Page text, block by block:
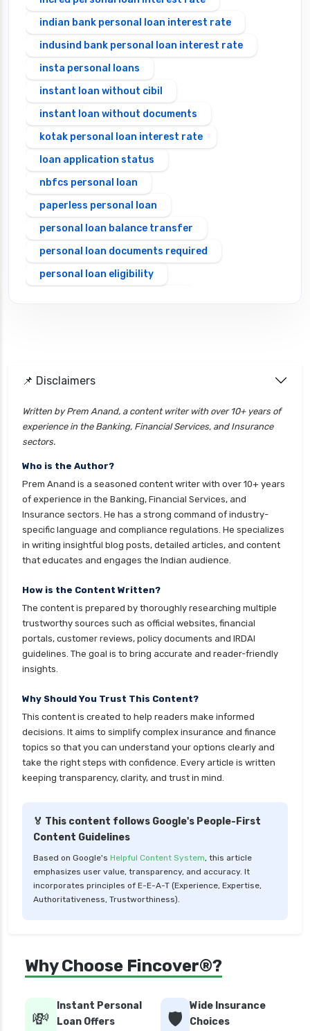
indian bank personal loan interest rate
indusind bank personal loan interest rate
insta personal loans
instant loan without cibil
instant loan without documents
kotak personal loan interest rate
loan application status
nbfcs personal loan
paperless personal loan
personal loan balance transfer
personal loan documents required
personal loan eligibility
finance
personal loan eligibility hdfc
personal loan eligibility icici
personal loan eligibility incred
personal loan eligibility indusind bank
personal loan eligibility kotak
personal loan eligibility shriram
personal loan eligibility tata capital
personal loan eligibility yes bank
personal loan for ca
personal loan for defence personnel
personal loan for doctors
personal loan for it professionals
personal loan for marriage
personal loan for nri
personal loan for pensioners
personal loan for self employed
personal loan for women
personal loan in 10 minutes
personal loan in andhra pradesh
personal loan in coimbatore
personal loan in delhi
personal loan in hyderabad
📌 Disclaimers
Written by Prem Anand, a content writer with over 10+ years of
experience in the Banking, Financial Services, and Insurance
sectors.
Who is the Author?
Prem Anand is a seasoned content writer with over 10+ years
of experience in the Banking, Financial Services, and
Insurance sectors. He has a strong command of industry-
specific language and compliance regulations. He specializes
in writing insightful blog posts, detailed articles, and content
that educates and engages the Indian audience.
How is the Content Written?
The content is prepared by thoroughly researching multiple
trustworthy sources such as official websites, financial
portals, customer reviews, policy documents and IRDAI
guidelines. The goal is to bring accurate and reader-friendly
insights.
Why Should You Trust This Content?
This content is created to help readers make informed
decisions. It aims to simplify complex insurance and finance
topics so that you can understand your options clearly and
take the right steps with confidence. Every article is written
keeping transparency, clarity, and trust in mind.
🏅 This content follows Google's People-First
Content Guidelines
Based on Google's Helpful Content System, this article
emphasizes user value, transparency, and accuracy. It
incorporates principles of E-E-A-T (Experience, Expertise,
Authoritativeness, Trustworthiness).
Why Choose Fincover®?
💸
Instant Personal
Loan Offers
🛡️
Wide Insurance
Choices